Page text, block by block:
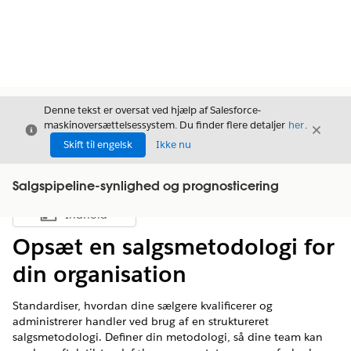
Luk
Denne tekst er oversat ved hjælp af Salesforce-
maskinoversættelsessystem. Du finder flere detaljer her.
Skift til engelsk
Ikke nu
Luk
Salgspipeline-synlighed og prognosticering
Vis indholdsfortegnelse
Indhold
Opsæt en salgsmetodologi for
din organisation
Standardiser, hvordan dine sælgere kvalificerer og
administrerer handler ved brug af en struktureret
salgsmetodologi. Definer din metodologi, så dine team kan